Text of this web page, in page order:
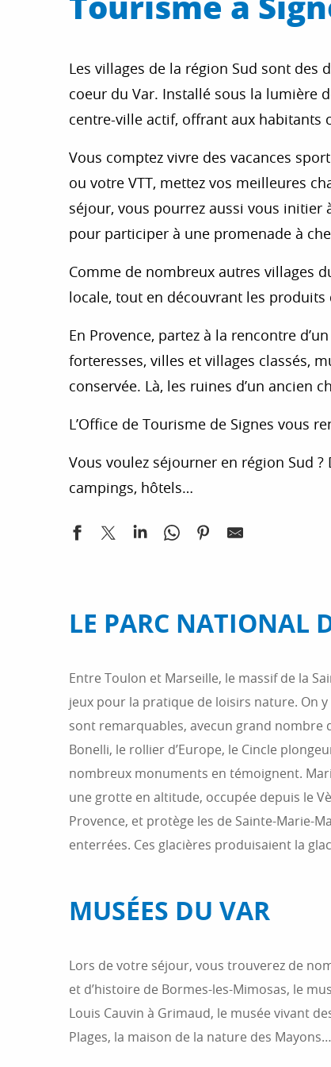
Les villages de la région Sud sont des
coeur du Var. Installé sous la lumière
centre-ville actif, offrant aux
Vous comptez vivre des vacances
ou votre VTT, mettez vos meilleures
séjour, vous pourrez aussi vous initier
pour participer à une promenade à
Comme de nombreux autres villages
locale, tout en découvrant les
En Provence, partez à la rencontre
forteresses, villes et villages classés,
conservée. Là, les ruines d’un ancien
L’Office de Tourisme de Signes vous
Vous voulez séjourner en région Sud ?
campings, hôtels…
LE PARC NATIONAL
Entre Toulon et Marseille, le massif de la
jeux pour la pratique de loisirs nature. On
sont remarquables, avecun grand nombre
Bonelli, le rollier d’Europe, le Cincle
nombreux monuments en témoignent.
une grotte en altitude, occupée depuis le
Provence, et protège les de Sainte-Marie-
enterrées. Ces glacières produisaient la
MUSÉES DU VAR
Lors de votre séjour, vous trouverez de
et d’histoire de Bormes-les-Mimosas, le
Louis Cauvin à Grimaud, le musée vivant
Plages, la maison de la nature des Mayons…